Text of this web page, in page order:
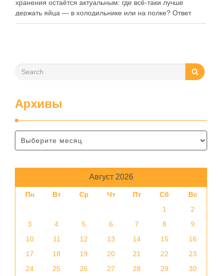
хранения остаётся актуальным: где всё-таки лучше
держать яйца — в холодильнике или на полке? Ответ
зависит от нескольких факторов, включая температуру
Архивы
Август 2026
Пн Вт Ср Чт Пт Сб
Вс
1
2
3
4 5 6 7 8
9
10
11 12 13 14 15
16
17
18 19 20 21 22
23
24
25 26 27 28 29
30